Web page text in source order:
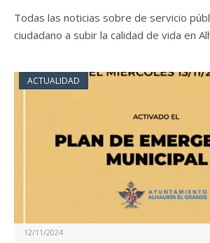
Todas las noticias sobre de servicio
ciudadano a subir la calidad de vida en
ACTUALIDAD
12/11/2024